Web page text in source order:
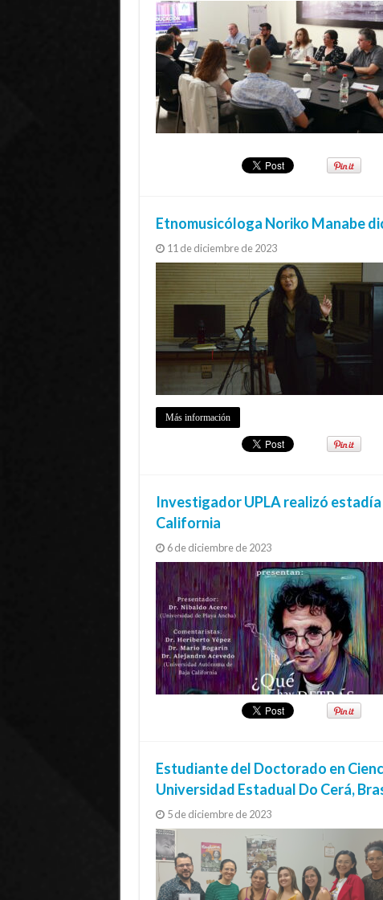
Etnomusicóloga Noriko Manabe
11 de diciembre de 2023
Más información
Investigador UPLA realizó
California
6 de diciembre de 2023
Estudiante del Doctorado en
Universidad Estadual Do Cerá,
5 de diciembre de 2023